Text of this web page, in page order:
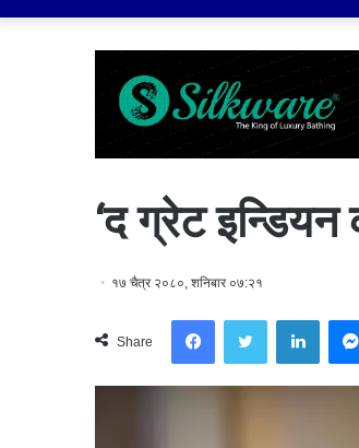
‘द ग्रेट इन्डियन
१७ चैत्र २०८०, शनिबार ०७:२१
Share